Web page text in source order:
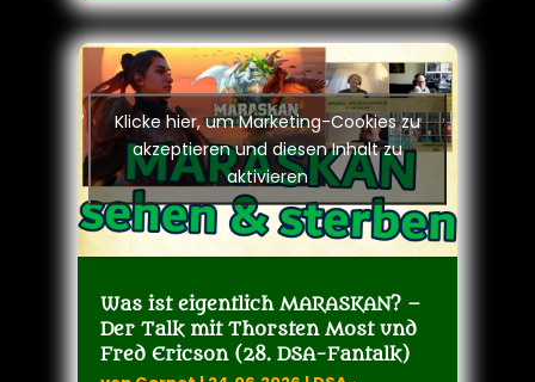
mehr lesen
Klicke hier, um Marketing-Cookies zu
akzeptieren und diesen Inhalt zu
aktivieren
Was ist eigentlich MARASKAN? –